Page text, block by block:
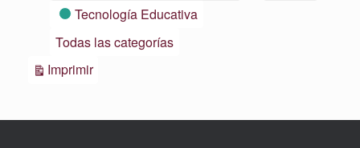
Tecnología Educativa
Todas las categorías
ImprimirVistas